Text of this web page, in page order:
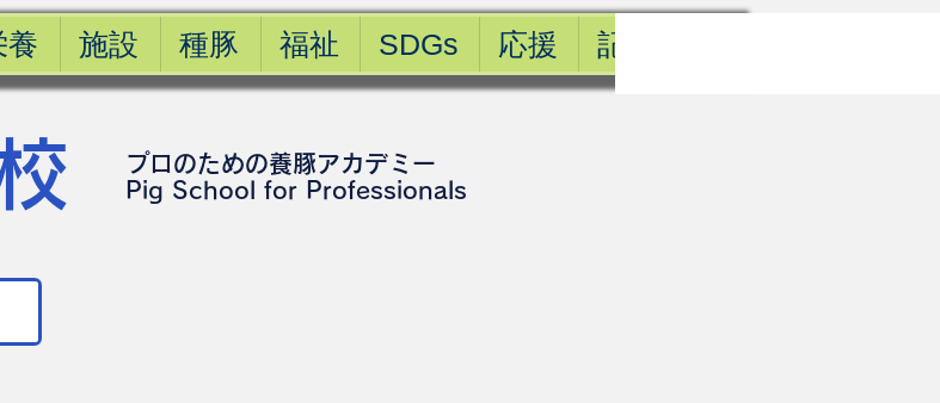
養 施設 種豚 福祉 SDGs 応援 記事一覧
プロのための養豚アカデミー
​Pig School for Professionals